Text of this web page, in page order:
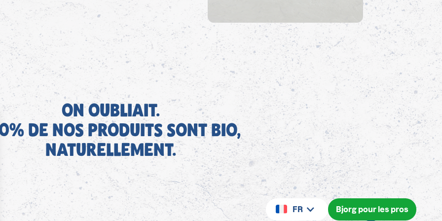
ON OUBLIAIT.
DE NOS PRODUITS SONT BIO,
NATURELLEMENT.
FR Bjorg pour les pros